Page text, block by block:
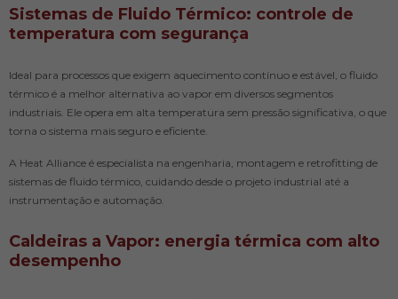
Sistemas de Fluido Térmico: controle de
temperatura com segurança
Ideal para processos que exigem aquecimento contínuo e estável, o fluido
térmico é a melhor alternativa ao vapor em diversos segmentos
industriais. Ele opera em alta temperatura sem pressão significativa, o que
torna o sistema mais seguro e eficiente.
A Heat Alliance é especialista na engenharia, montagem e retrofitting de
sistemas de fluido térmico, cuidando desde o projeto industrial até a
instrumentação e automação.
Caldeiras a Vapor: energia térmica com alto
desempenho